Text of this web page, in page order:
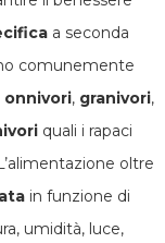
a seconda
comunemente
onnivori, granivori,
quali i rapaci
oltre
in funzione di
umidità, luce,